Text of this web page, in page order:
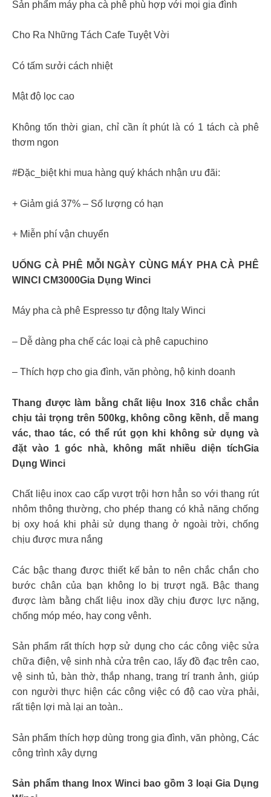
Sản phẩm máy pha cà phê phù hợp với mọi gia đình
Cho Ra Những Tách Cafe Tuyệt Vời
Có tấm sưởi cách nhiệt
Mật độ lọc cao
Không tốn thời gian, chỉ cần ít phút là có 1 tách cà phê
thơm ngon
#Đặc_biệt khi mua hàng quý khách nhận ưu đãi:
+ Giảm giá 37% – Số lượng có hạn
+ Miễn phí vận chuyển
UỐNG CÀ PHÊ MỖI NGÀY CÙNG MÁY PHA CÀ PHÊ
WINCI CM3000Gia Dụng Winci
Máy pha cà phê Espresso tự động Italy Winci
– Dễ dàng pha chế các loại cà phê capuchino
– Thích hợp cho gia đình, văn phòng, hộ kinh doanh
Thang được làm bằng chất liệu Inox 316 chắc chắn
chịu tải trọng trên 500kg, không cồng kềnh, dễ mang
vác, thao tác, có thể rút gọn khi không sử dụng và
đặt vào 1 góc nhà, không mất nhiều diện tíchGia
Dụng Winci
Chất liệu inox cao cấp vượt trội hơn hẳn so với thang rút
nhôm thông thường, cho phép thang có khả năng chống
bị oxy hoá khi phải sử dụng thang ở ngoài trời, chống
chịu được mưa nắng
Các bậc thang được thiết kế bản to nên chắc chắn cho
bước chân của bạn không lo bị trượt ngã. Bậc thang
được làm bằng chất liệu inox dầy chịu được lực nặng,
chống móp méo, hay cong vênh.
Sản phẩm rất thích hợp sử dụng cho các công việc sửa
chữa điện, vệ sinh nhà cửa trên cao, lấy đồ đạc trên cao,
vệ sinh tủ, bàn thờ, thắp nhang, trang trí tranh ảnh, giúp
con người thực hiện các công việc có độ cao vừa phải,
rất tiện lợi mà lại an toàn..
Sản phẩm thích hợp dùng trong gia đình, văn phòng, Các
công trình xây dựng
Sản phẩm thang Inox Winci bao gồm 3 loại Gia Dụng